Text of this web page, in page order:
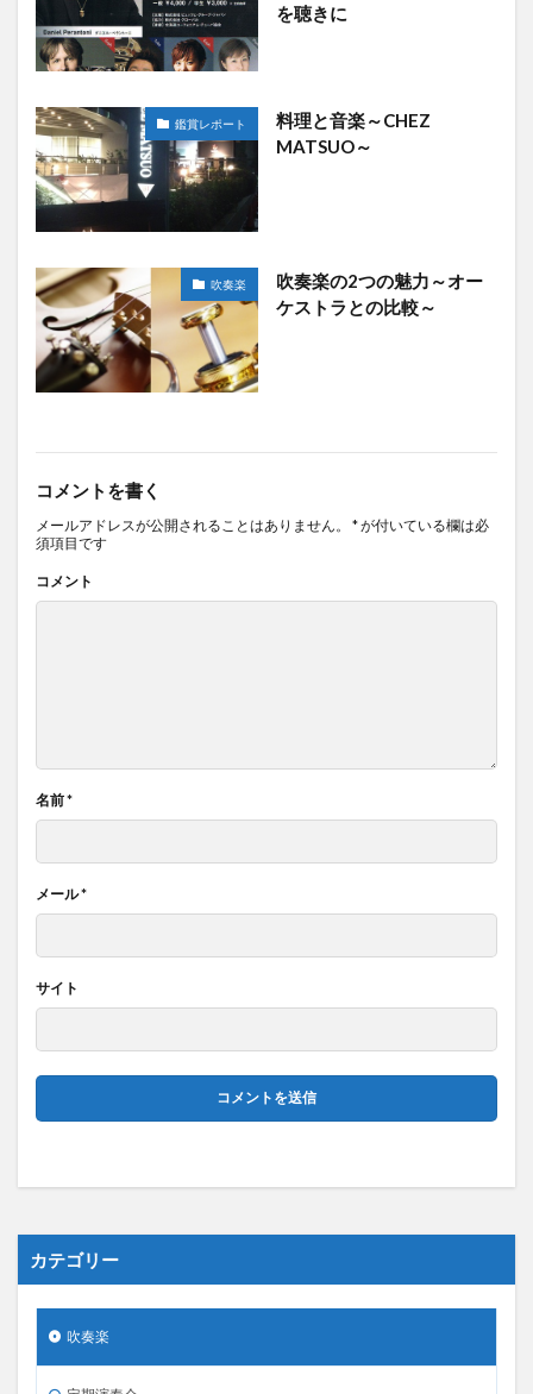
を聴きに
鑑賞レポート
料理と音楽～CHEZ
MATSUO～
吹奏楽
吹奏楽の2つの魅力～オー
ケストラとの比較～
コメントを書く
メールアドレスが公開されることはありません。 *が付いている欄は必
須項目です
コメント
名前*
メール*
サイト
カテゴリー
吹奏楽